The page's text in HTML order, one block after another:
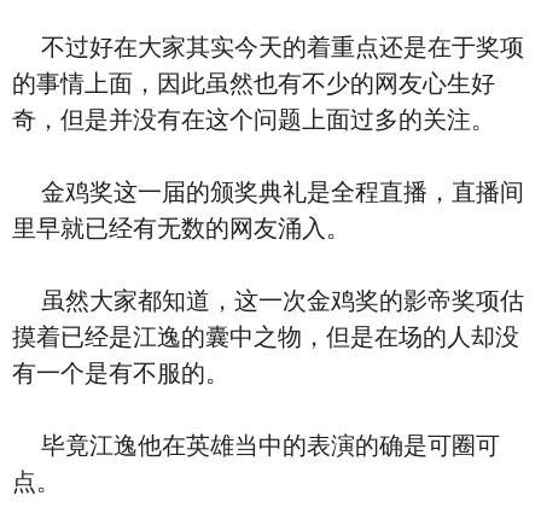
不过好在大家其实今天的着重点还是在于奖项
的事情上面，因此虽然也有不少的网友心生好
奇，但是并没有在这个问题上面过多的关注。
金鸡奖这一届的颁奖典礼是全程直播，直播间
里早就已经有无数的网友涌入。
虽然大家都知道，这一次金鸡奖的影帝奖项估
摸着已经是江逸的囊中之物，但是在场的人却没
有一个是有不服的。
毕竟江逸他在英雄当中的表演的确是可圈可
点。